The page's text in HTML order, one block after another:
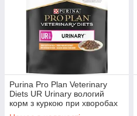
Purina Pro Plan Veterinary
Diets UR Urinary вологий
корм з куркою при хворобах
сечокам'яної системи пауч